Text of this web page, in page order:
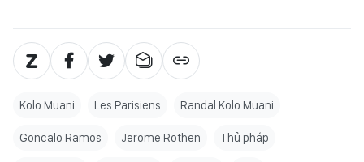
Kolo Muani Les Parisiens Randal Kolo Muani
Goncalo Ramos Jerome Rothen Thủ pháp